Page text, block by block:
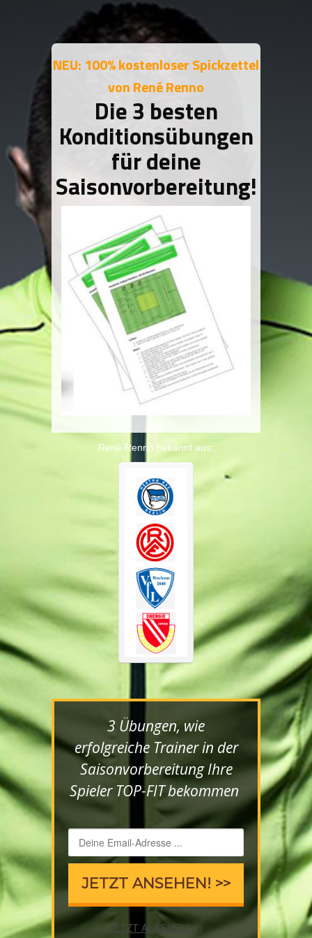
NEU: 100% kostenloser Spickzettel
von René Renno
Die 3 besten
Konditionsübungen
für deine
Saisonvorbereitung!
René Renno bekannt aus:
3 Übungen, wie
erfolgreiche Trainer in der
Saisonvorbereitung Ihre
Spieler TOP-FIT bekommen
JETZT ANSEHEN! >>
JETZT ANSEHEN! >>